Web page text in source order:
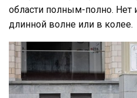
области полным-полно. Нет
длинной волне или в колее.